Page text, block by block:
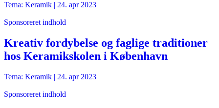
Tema: Keramik | 24. apr 2023
Sponsoreret indhold
Kreativ fordybelse og faglige traditioner
hos Keramikskolen i København
Tema: Keramik | 24. apr 2023
Sponsoreret indhold